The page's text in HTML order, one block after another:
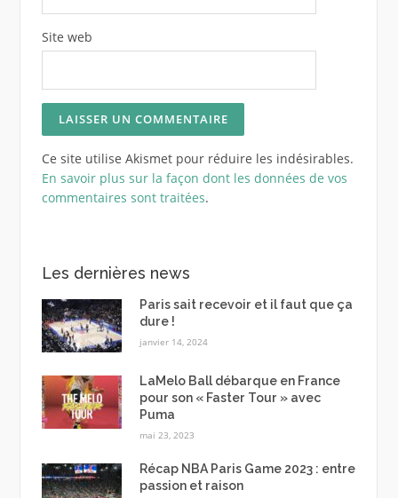
Site web
Ce site utilise Akismet pour réduire les indésirables.
En savoir plus sur la façon dont les données de vos
commentaires sont traitées.
Les dernières news
Paris sait recevoir et il faut que ça
dure !
janvier 14, 2024
LaMelo Ball débarque en France
pour son « Faster Tour » avec
Puma
mai 23, 2023
Récap NBA Paris Game 2023 : entre
passion et raison